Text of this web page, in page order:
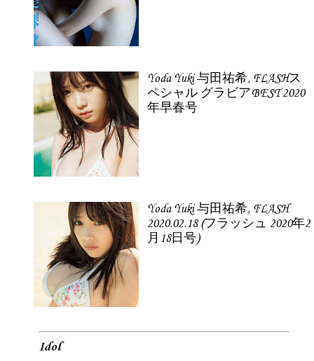
Yoda Yuki 与田祐希, FLASHス
ペシャル グラビアBEST 2020
年早春号
Yoda Yuki 与田祐希, FLASH
2020.02.18 (フラッシュ 2020年2
月18日号)
Idol